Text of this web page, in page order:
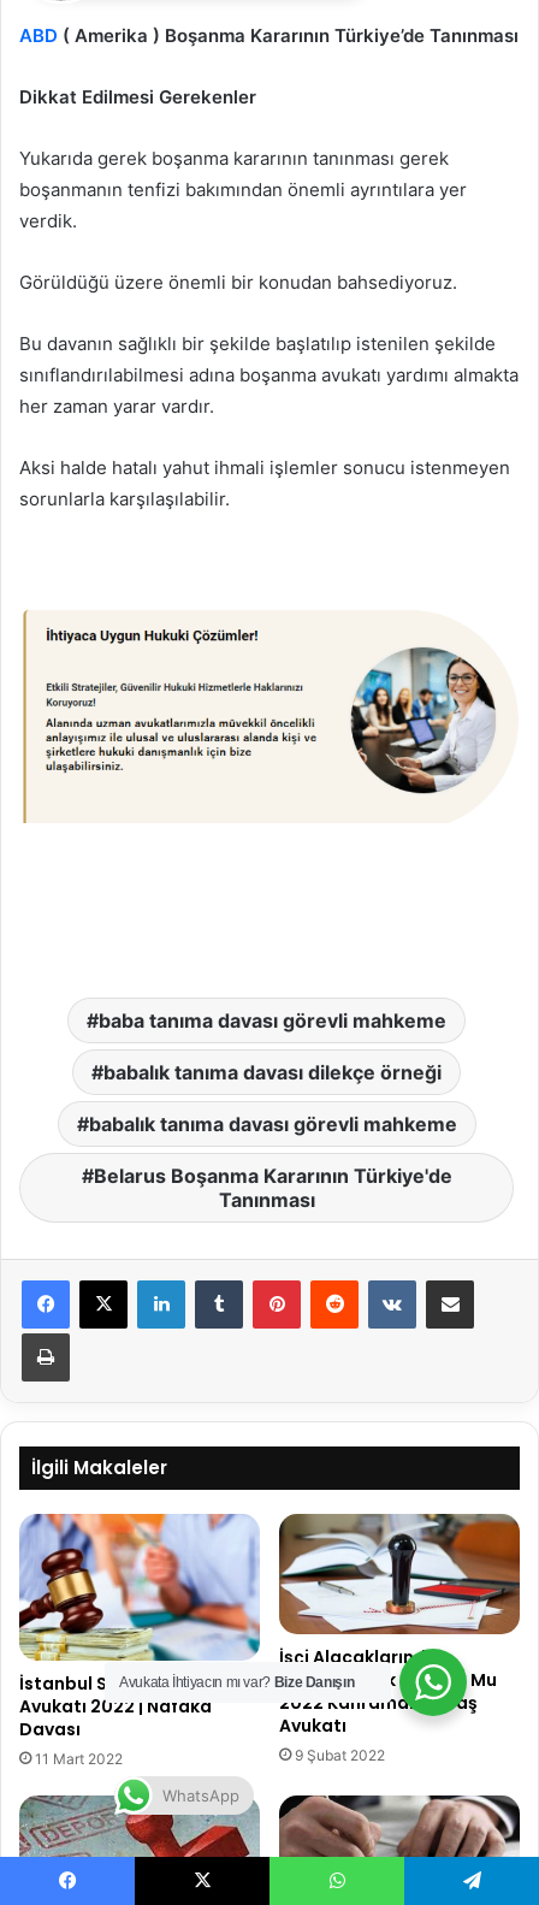
ABD ( Amerika ) Boşanma Kararının Türkiye’de Tanınması
Dikkat Edilmesi Gerekenler
Yukarıda gerek boşanma kararının tanınması gerek
boşanmanın tenfizi bakımından önemli ayrıntılara yer
verdik.
Görüldüğü üzere önemli bir konudan bahsediyoruz.
Bu davanın sağlıklı bir şekilde başlatılıp istenilen şekilde
sınıflandırılabilmesi adına boşanma avukatı yardımı almakta
her zaman yarar vardır.
Aksi halde hatalı yahut ihmali işlemler sonucu istenmeyen
sorunlarla karşılaşılabilir.
baba tanıma davası görevli mahkeme
babalık tanıma davası dilekçe örneği
babalık tanıma davası görevli mahkeme
Belarus Boşanma Kararının Türkiye'de
Tanınması
LinkedInTumblr PinterestReddit VKontakteE-Posta ile paylaş
Yazdır
İlgili Makaleler
İstanbul Sarıyer Nafaka
Avukatı 2022 | Nafaka
Davası
11 Mart 2022
İşçi Alacaklarında
Arabuluculuk Zorunlu Mu
2022 Kahramanmaraş
Avukatı
9 Şubat 2022
Avukata İhtiyacın mı var? Bize Danışın
WhatsApp